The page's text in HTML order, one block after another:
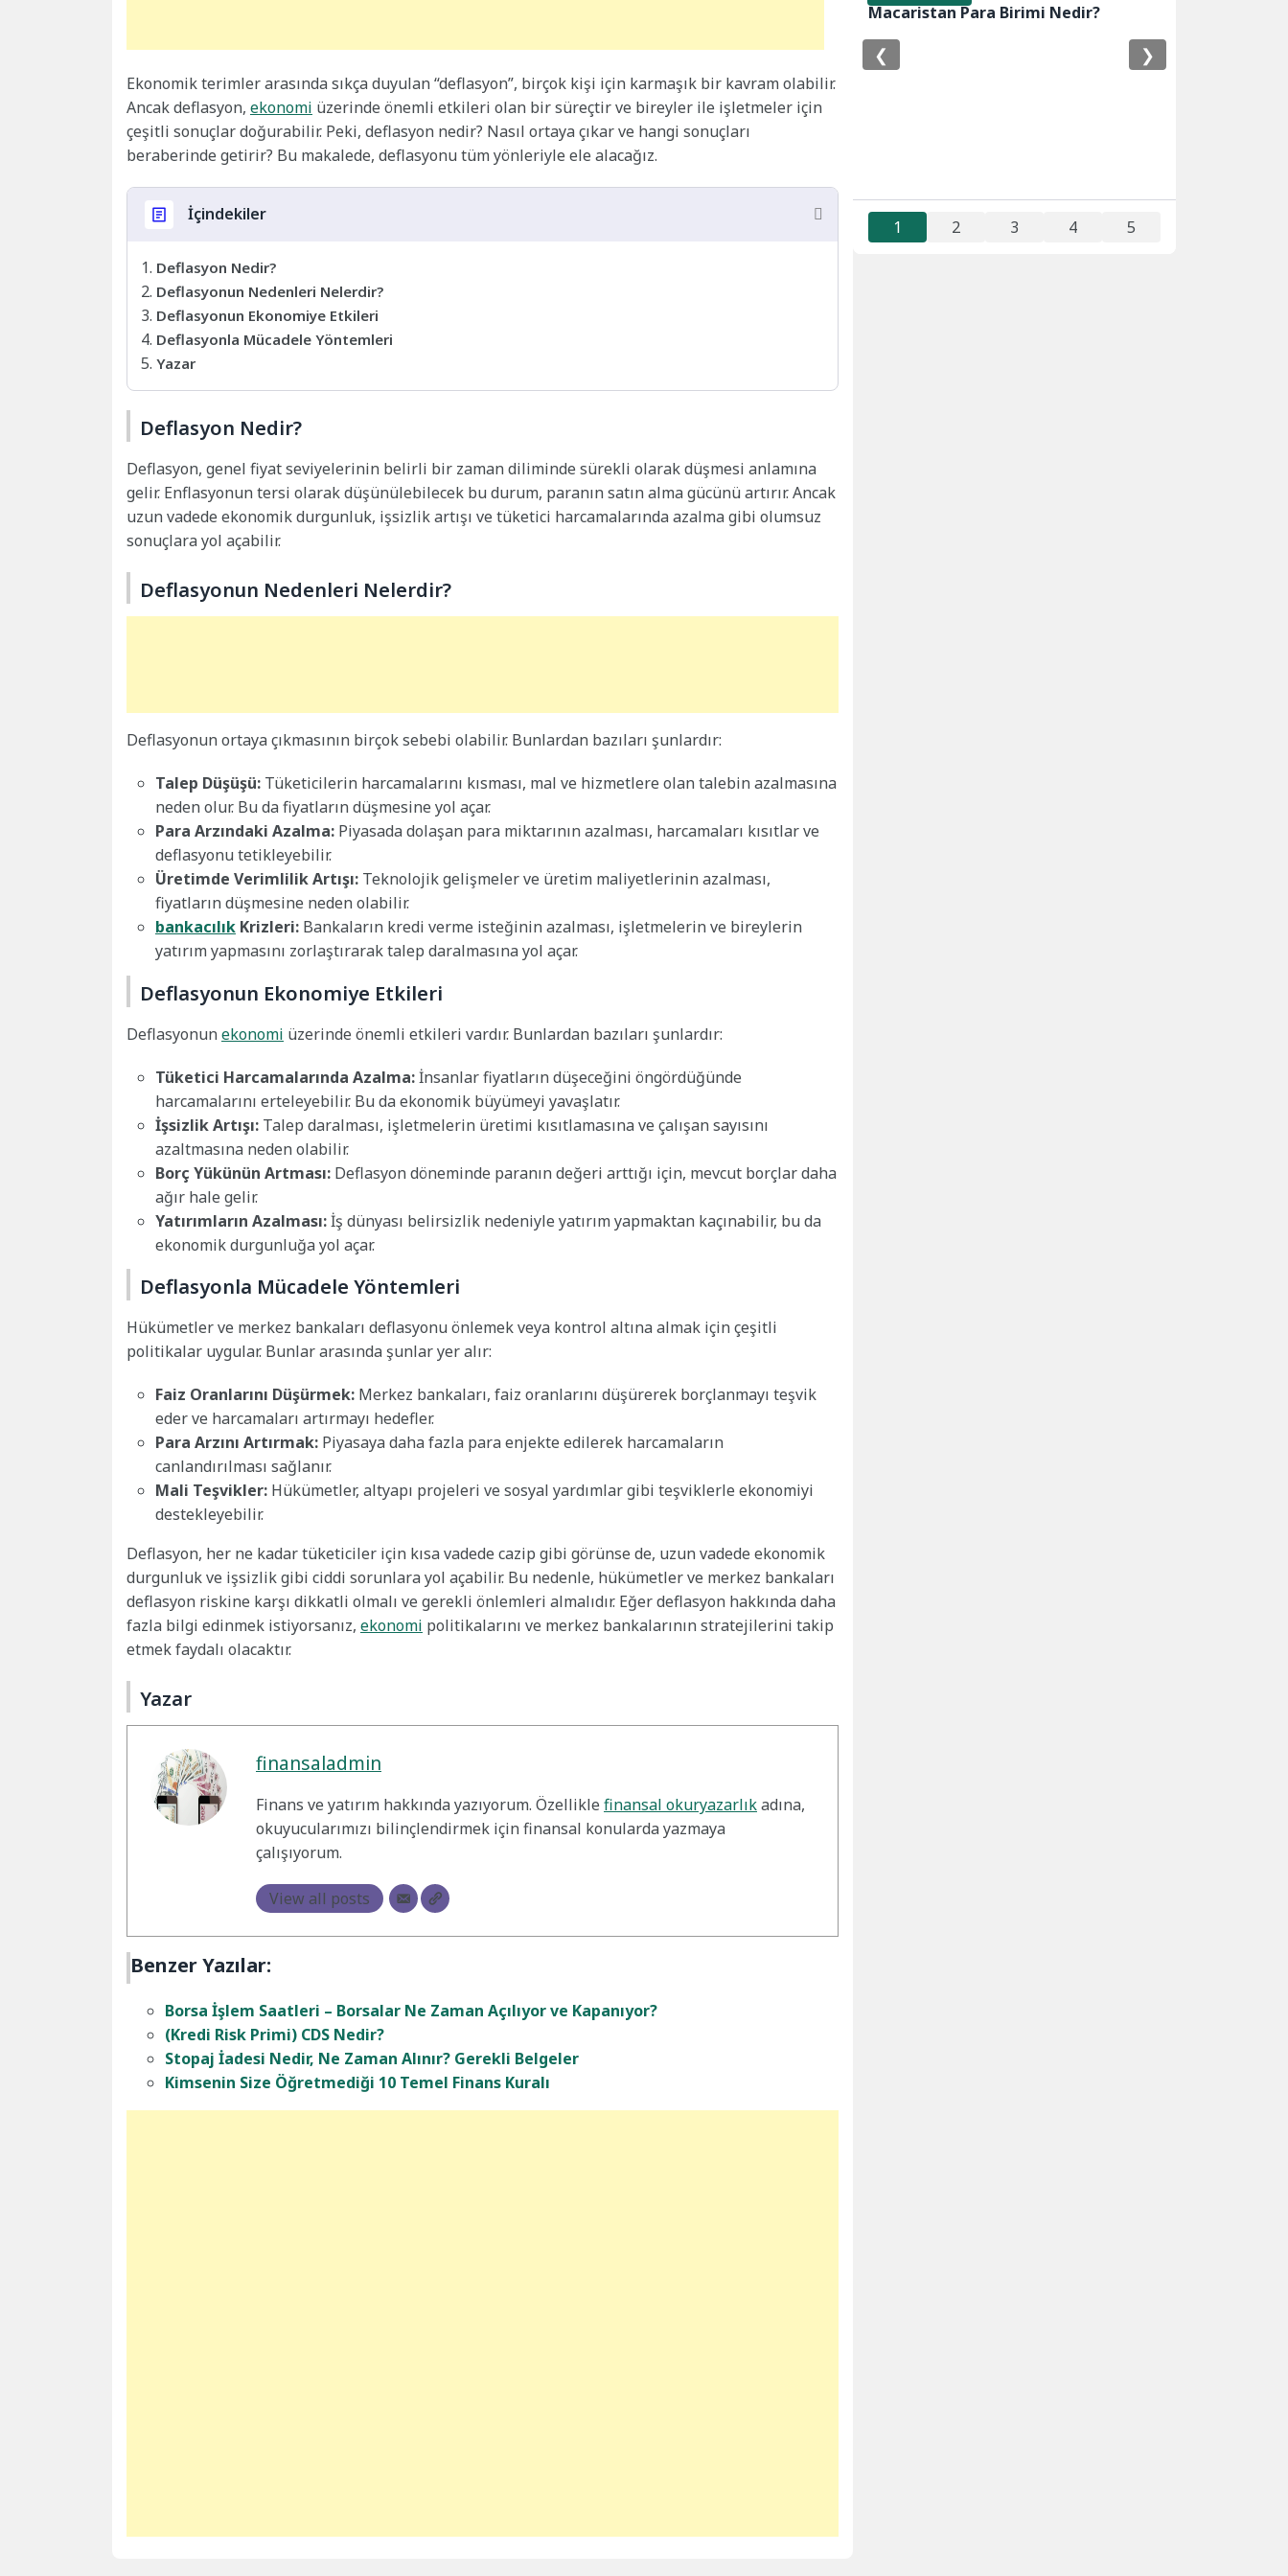
Ekonomik terimler arasında sıkça duyulan “deflasyon”, birçok kişi için karmaşık bir kavram olabilir.
Ancak deflasyon, ekonomi üzerinde önemli etkileri olan bir süreçtir ve bireyler ile işletmeler için
çeşitli sonuçlar doğurabilir. Peki, deflasyon nedir? Nasıl ortaya çıkar ve hangi sonuçları
beraberinde getirir? Bu makalede, deflasyonu tüm yönleriyle ele alacağız.
İçindekiler
Deflasyon Nedir?
Deflasyonun Nedenleri Nelerdir?
Deflasyonun Ekonomiye Etkileri
Deflasyonla Mücadele Yöntemleri
Yazar
Deflasyon Nedir?
Deflasyon, genel fiyat seviyelerinin belirli bir zaman diliminde sürekli olarak düşmesi anlamına
gelir. Enflasyonun tersi olarak düşünülebilecek bu durum, paranın satın alma gücünü artırır. Ancak
uzun vadede ekonomik durgunluk, işsizlik artışı ve tüketici harcamalarında azalma gibi olumsuz
sonuçlara yol açabilir.
Deflasyonun Nedenleri Nelerdir?
Deflasyonun ortaya çıkmasının birçok sebebi olabilir. Bunlardan bazıları şunlardır:
Talep Düşüşü: Tüketicilerin harcamalarını kısması, mal ve hizmetlere olan talebin azalmasına
neden olur. Bu da fiyatların düşmesine yol açar.
Para Arzındaki Azalma: Piyasada dolaşan para miktarının azalması, harcamaları kısıtlar ve
deflasyonu tetikleyebilir.
Üretimde Verimlilik Artışı: Teknolojik gelişmeler ve üretim maliyetlerinin azalması,
fiyatların düşmesine neden olabilir.
bankacılık Krizleri: Bankaların kredi verme isteğinin azalması, işletmelerin ve bireylerin
yatırım yapmasını zorlaştırarak talep daralmasına yol açar.
Deflasyonun Ekonomiye Etkileri
Deflasyonunekonomi üzerinde önemli etkileri vardır. Bunlardan bazıları şunlardır:
Tüketici Harcamalarında Azalma:İnsanlar fiyatların düşeceğini öngördüğünde
harcamalarını erteleyebilir. Bu da ekonomik büyümeyi yavaşlatır.
İşsizlik Artışı: Talep daralması, işletmelerin üretimi kısıtlamasına ve çalışan sayısını
azaltmasına neden olabilir.
Borç Yükünün Artması: Deflasyon döneminde paranın değeri arttığı için, mevcut borçlar daha
ağır hale gelir.
Yatırımların Azalması:İş dünyası belirsizlik nedeniyle yatırım yapmaktan kaçınabilir, bu da
ekonomik durgunluğa yol açar.
Deflasyonla Mücadele Yöntemleri
Hükümetler ve merkez bankaları deflasyonu önlemek veya kontrol altına almak için çeşitli
politikalar uygular. Bunlar arasında şunlar yer alır:
Faiz Oranlarını Düşürmek: Merkez bankaları, faiz oranlarını düşürerek borçlanmayı teşvik
eder ve harcamaları artırmayı hedefler.
Para Arzını Artırmak: Piyasaya daha fazla para enjekte edilerek harcamaların
canlandırılması sağlanır.
Mali Teşvikler: Hükümetler, altyapı projeleri ve sosyal yardımlar gibi teşviklerle ekonomiyi
destekleyebilir.
Deflasyon, her ne kadar tüketiciler için kısa vadede cazip gibi görünse de, uzun vadede ekonomik
durgunluk ve işsizlik gibi ciddi sorunlara yol açabilir. Bu nedenle, hükümetler ve merkez bankaları
deflasyon riskine karşı dikkatli olmalı ve gerekli önlemleri almalıdır. Eğer deflasyon hakkında daha
fazla bilgi edinmek istiyorsanız, ekonomi politikalarını ve merkez bankalarının stratejilerini takip
etmek faydalı olacaktır.
Yazar
finansaladmin
Finans ve yatırım hakkında yazıyorum. Özellikle finansal okuryazarlıkadına,
okuyucularımızı bilinçlendirmek için finansal konularda yazmaya
çalışıyorum.
View all posts
Benzer Yazılar:
Borsa İşlem Saatleri – Borsalar Ne Zaman Açılıyor ve Kapanıyor?
(Kredi Risk Primi) CDS Nedir?
Stopaj İadesi Nedir, Ne Zaman Alınır? Gerekli Belgeler
Kimsenin Size Öğretmediği 10 Temel Finans Kuralı
Macaristan Para Birimi Nedir?
❮ ❯
1 2 3 4 5